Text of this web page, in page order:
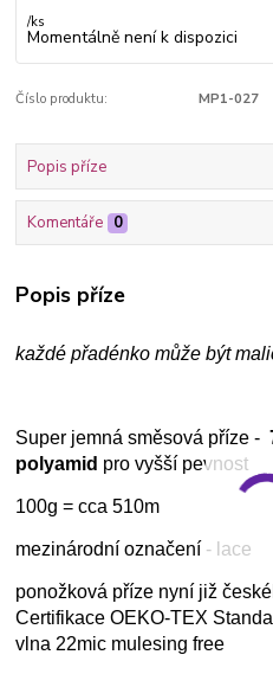
/ks
Momentálně není k dispozici
Číslo produktu: MP1-027
Popis příze
Komentáře 0
Popis příze
každé přadénko může být
Super jemná směsová příze -
polyamid pro vyšší pevnost
100g = cca 510m
mezinárodní označení - lace
ponožková příze nyní již
Certifikace OEKO-TEX
vlna 22mic mulesing free